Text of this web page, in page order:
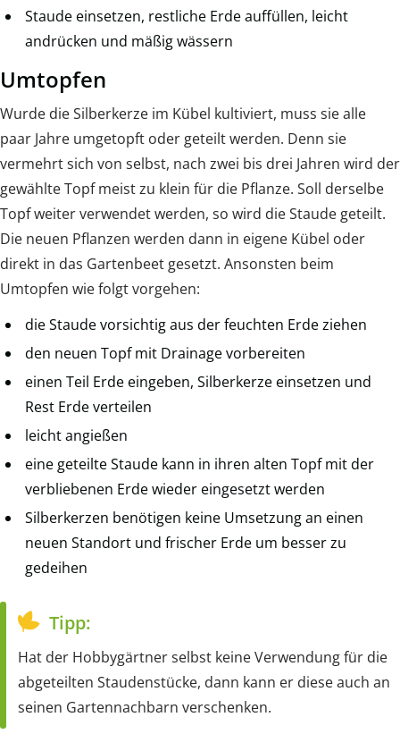
Staude einsetzen, restliche Erde auffüllen, leicht
andrücken und mäßig wässern
Umtopfen
Wurde die Silberkerze im Kübel kultiviert, muss sie alle
paar Jahre umgetopft oder geteilt werden. Denn sie
vermehrt sich von selbst, nach zwei bis drei Jahren wird der
gewählte Topf meist zu klein für die Pflanze. Soll derselbe
Topf weiter verwendet werden, so wird die Staude geteilt.
Die neuen Pflanzen werden dann in eigene Kübel oder
direkt in das Gartenbeet gesetzt. Ansonsten beim
Umtopfen wie folgt vorgehen:
die Staude vorsichtig aus der feuchten Erde ziehen
den neuen Topf mit Drainage vorbereiten
einen Teil Erde eingeben, Silberkerze einsetzen und
Rest Erde verteilen
leicht angießen
eine geteilte Staude kann in ihren alten Topf mit der
verbliebenen Erde wieder eingesetzt werden
Silberkerzen benötigen keine Umsetzung an einen
neuen Standort und frischer Erde um besser zu
gedeihen
Tipp:
Hat der Hobbygärtner selbst keine Verwendung für die
abgeteilten Staudenstücke, dann kann er diese auch an
seinen Gartennachbarn verschenken.